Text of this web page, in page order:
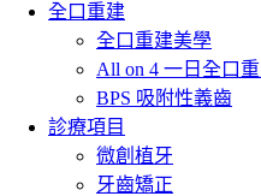
全口重建
全口重建美學
All on 4 一日全口
BPS 吸附性義齒
診療項目
微創植牙
牙齒矯正